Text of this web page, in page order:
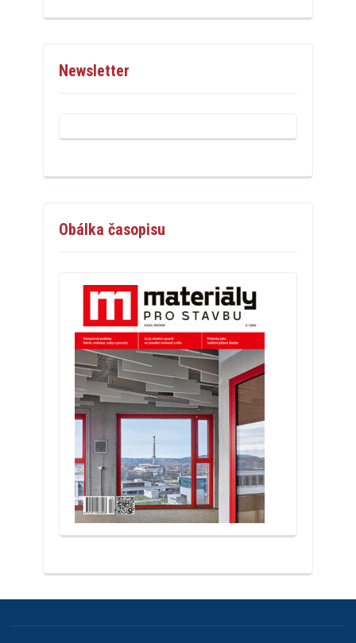
Newsletter
Obálka časopisu